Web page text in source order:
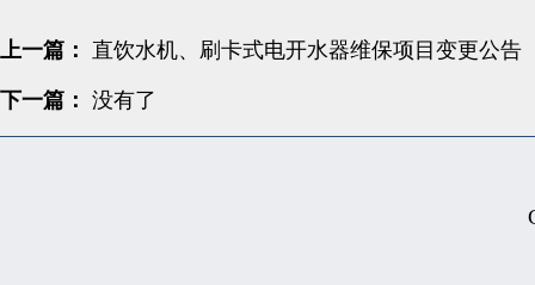
上一篇： 直饮水机、刷卡式电开水器维保项目变更公告
下一篇： 没有了